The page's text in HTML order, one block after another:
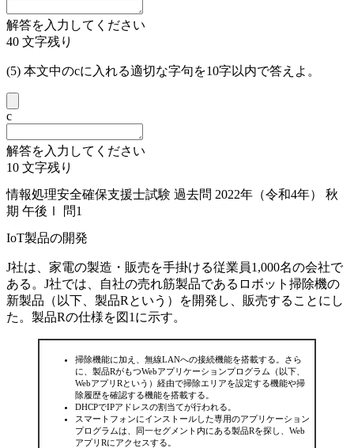
解答を入力してください
40 文字残り
(5) 本文中のcに入れる適切な字句を10字以内で答えよ。
c
解答を入力してください
10 文字残り
情報処理安全確保支援士試験 過去問 2022年（令和4年） 秋
期 午後Ⅰ 問1
IoT製品の開発
J社は、家電の製造・販売を手掛ける従業員1,000名の会社で
ある。J社では、自社の売れ筋製品であるロボット掃除機の
新製品（以下、製品Rという）を開発し、販売することにし
た。製品Rの仕様を図1に示す。
掃除機能に加え、無線LANへの接続機能を搭載する。さら
に、製品RがもつWebアプリケーションプログラム（以下、
WebアプリRという）経由で掃除エリアを設定する機能や掃
除履歴を確認する機能を搭載する。
DHCPでIPアドレスの割当てが行われる。
スマートフォンにインストールした専用のアプリケーション
プログラムは、同一セグメント内にある製品Rを探し、Web
アプリRにアクセスする。